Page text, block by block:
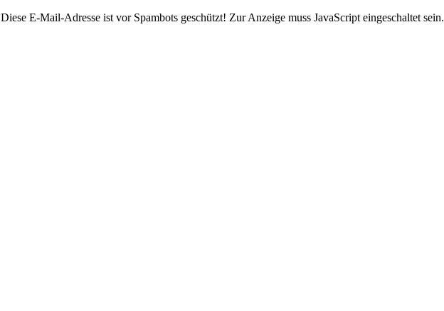
Diese E-Mail-Adresse ist vor Spambots geschützt! Zur Anzeige muss JavaScript eingeschaltet sein.